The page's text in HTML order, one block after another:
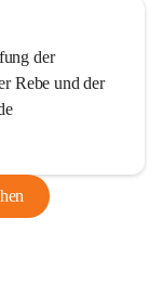
der
Rebe und der